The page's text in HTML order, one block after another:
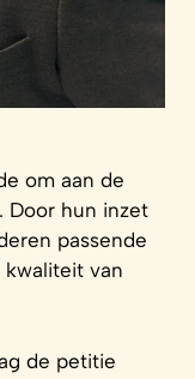
om aan de
Door hun inzet
passende
van
de petitie